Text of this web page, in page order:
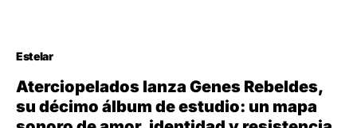
Estelar
Aterciopelados lanza Genes Rebeldes,
su décimo álbum de estudio: un mapa